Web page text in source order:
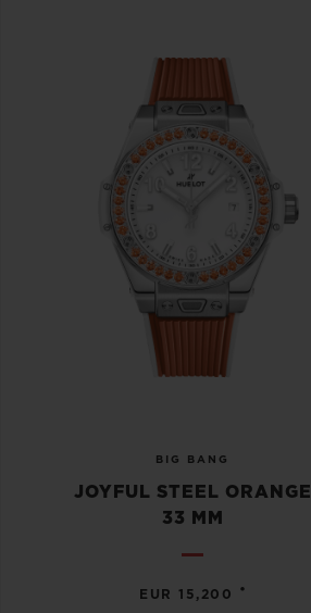
BIG BANG
JOYFUL STEEL ORANGE
33 MM
EUR 15,200 •